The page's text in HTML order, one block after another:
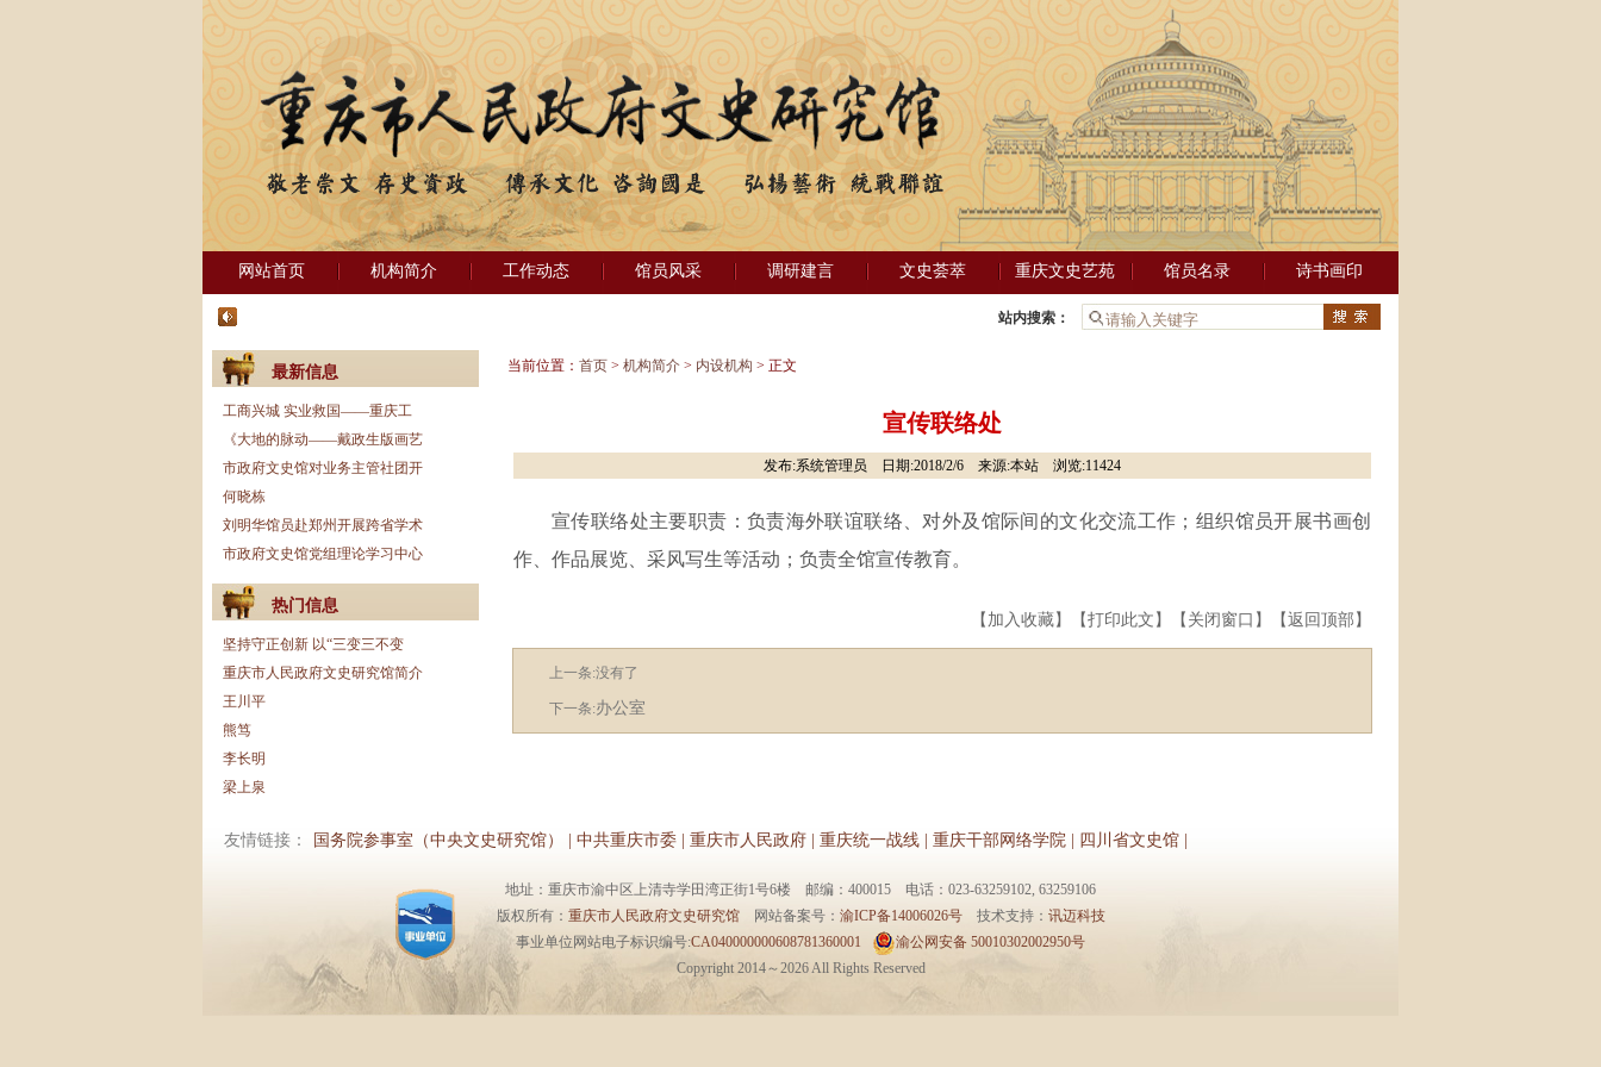
网站首页 机构简介 工作动态 馆员风采 调研建言 文史荟萃 重庆文史艺苑 馆员名录 诗书画印
站内搜索：
最新信息
工商兴城 实业救国——重庆工
《大地的脉动——戴政生版画艺
市政府文史馆对业务主管社团开
何晓栋
刘明华馆员赴郑州开展跨省学术
市政府文史馆党组理论学习中心
热门信息
坚持守正创新 以“三变三不变
重庆市人民政府文史研究馆简介
王川平
熊笃
李长明
梁上泉
当前位置： 首页 > 机构简介 > 内设机构 > 正文
宣传联络处
发布:系统管理员 日期:2018/2/6 来源:本站 浏览:11424
宣传联络处主要职责：负责海外联谊联络、对外及馆际间的文化交流工作；组织馆员开展书画创
作、作品展览、采风写生等活动；负责全馆宣传教育。
【 加入收藏】【打印此文 】【 关闭窗口 】【返回顶部 】
上一条:没有了
下一条:办公室
友情链接： 国务院参事室（中央文史研究馆） 中共重庆市委 重庆市人民政府 重庆统一战线 重庆干部网络学院 四川省文史馆
地址：重庆市渝中区上清寺学田湾正街1号6楼 邮编：400015 电话：023-63259102, 63259106
版权所有： 重庆市人民政府文史研究馆网站备案号： 渝ICP备14006026号技术支持： 讯迈科技
事业单位网站电子标识编号:CA040000000608781360001
渝公网安备 50010302002950号
Copyright 2014～2026 All Rights Reserved